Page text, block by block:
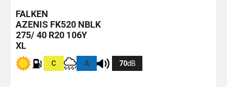
FALKEN
AZENIS FK520 NBLK
275/ 40 R20 106Y
XL
C A 70dB